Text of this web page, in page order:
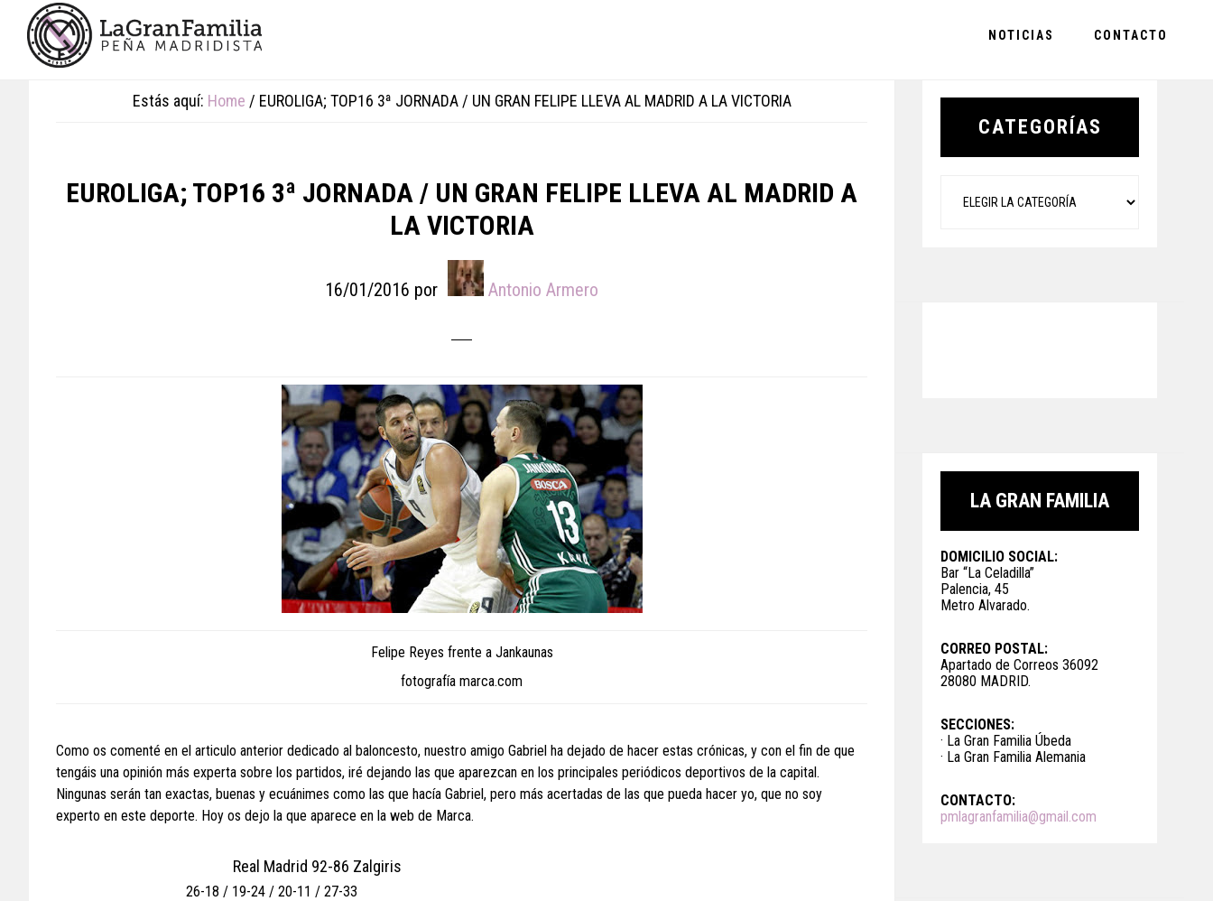
primary
footer
NOTICIAS CONTACTO
Estás aquí: Home / EUROLIGA; TOP16 3ª JORNADA / UN GRAN FELIPE LLEVA AL MADRID A LA VICTORIA
EUROLIGA; TOP16 3ª JORNADA / UN GRAN FELIPE LLEVA AL MADRID A
LA VICTORIA
16/01/2016 por Antonio Armero
Felipe Reyes frente a Jankaunas
fotografía marca.com
Como os comenté en el articulo anterior dedicado al baloncesto, nuestro amigo Gabriel ha dejado de hacer estas crónicas, y con el fin de que
tengáis una opinión más experta sobre los partidos, iré dejando las que aparezcan en los principales periódicos deportivos de la capital.
Ningunas serán tan exactas, buenas y ecuánimes como las que hacía Gabriel, pero más acertadas de las que pueda hacer yo, que no soy
experto en este deporte. Hoy os dejo la que aparece en la web de Marca.
Real Madrid 92-86 Zalgiris
26-18 / 19-24 / 20-11 / 27-33
Primary
CATEGORÍAS
LA GRAN FAMILIA
DOMICILIO SOCIAL:
Bar “La Celadilla”
Palencia, 45
Metro Alvarado.
CORREO POSTAL:
Apartado de Correos 36092
28080 MADRID.
SECCIONES:
· La Gran Familia Úbeda
· La Gran Familia Alemania
CONTACTO:
pmlagranfamilia@gmail.com